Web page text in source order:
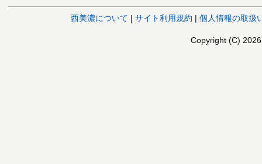
西美濃について | サイト利用規約 | 個人情報の取扱
Copyright (C)